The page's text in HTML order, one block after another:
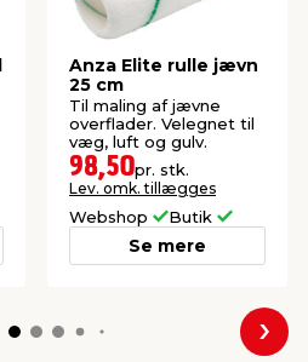
Anza Elite rulle jævn
25 cm
Til maling af jævne
overflader. Velegnet til
væg, luft og gulv.
98,50pr. stk.
Lev. omk. tillægges
Webshop Butik
Se mere